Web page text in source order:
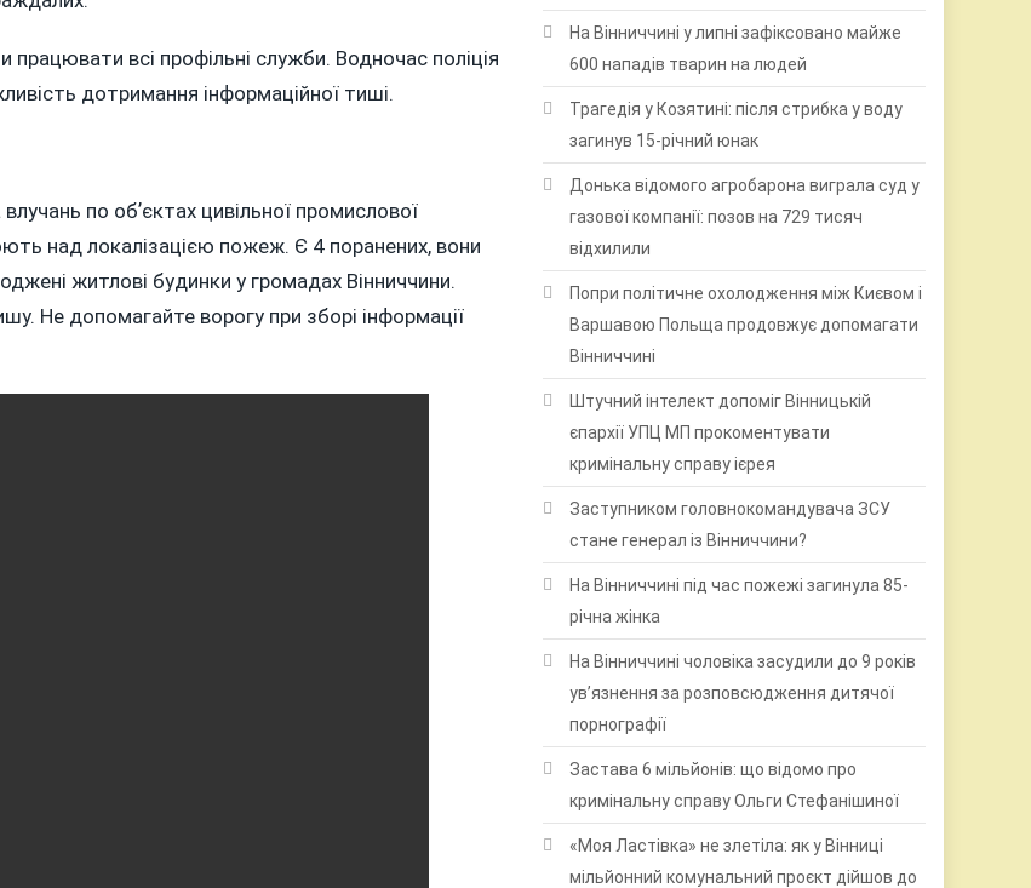
працювати всі профільні служби. Водночас поліція
дотримання інформаційної тиші.
по обʼєктах цивільної промислової
над локалізацією пожеж. Є 4 поранених, вони
житлові будинки у громадах Вінниччини.
Не допомагайте ворогу при зборі інформації
На Вінниччині у липні зафіксовано майже
600 нападів тварин на людей
Трагедія у Козятині: після стрибка у воду
загинув 15-річний юнак
Донька відомого агробарона виграла суд у
газової компанії: позов на 729 тисяч
відхилили
Попри політичне охолодження між Києвом і
Варшавою Польща продовжує допомагати
Вінниччині
Штучний інтелект допоміг Вінницькій
єпархії УПЦ МП прокоментувати
кримінальну справу ієрея
Заступником головнокомандувача ЗСУ
стане генерал із Вінниччини?
На Вінниччині під час пожежі загинула 85-
річна жінка
На Вінниччині чоловіка засудили до 9 років
ув’язнення за розповсюдження дитячої
порнографії
Застава 6 мільйонів: що відомо про
кримінальну справу Ольги Стефанішиної
«Моя Ластівка» не злетіла: як у Вінниці
мільйонний комунальний проєкт дійшов до